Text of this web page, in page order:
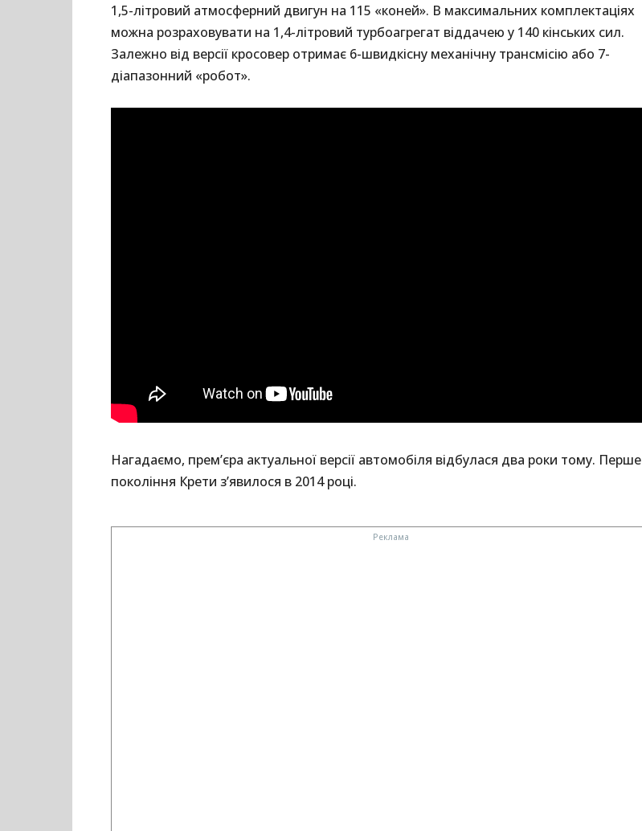
1,5-літровий атмосферний двигун на 115 «коней». В максимальних комплектаціях
можна розраховувати на 1,4-літровий турбоагрегат віддачею у 140 кінських сил.
Залежно від версії кросовер отримає 6-швидкісну механічну трансмісію або 7-
діапазонний «робот».
Нагадаємо, прем’єра актуальної версії автомобіля відбулася два роки тому. Перше
покоління Крети з’явилося в 2014 році.